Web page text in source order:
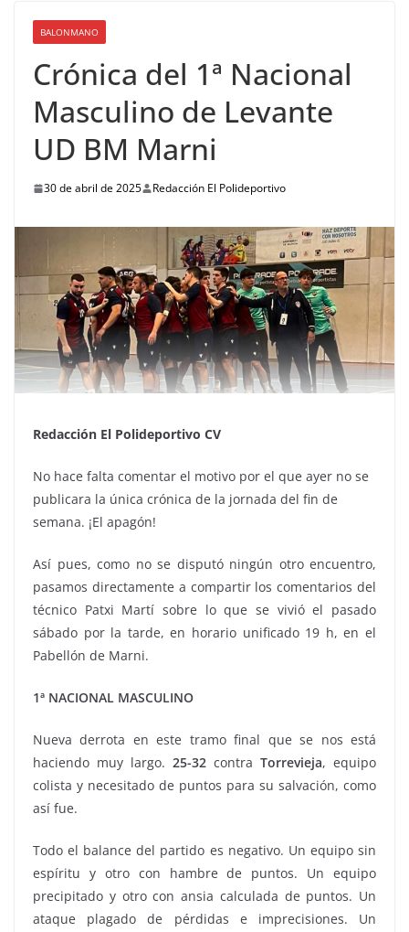
BALONMANO
Crónica del 1ª Nacional
Masculino de Levante
UD BM Marni
30 de abril de 2025 Redacción El Polideportivo
Redacción El Polideportivo CV
No hace falta comentar el motivo por el que ayer no se
publicara la única crónica de la jornada del fin de
semana. ¡El apagón!
Así pues, como no se disputó ningún otro encuentro,
pasamos directamente a compartir los comentarios del
técnico Patxi Martí sobre lo que se vivió el pasado
sábado por la tarde, en horario unificado 19 h, en el
Pabellón de Marni.
1ª NACIONAL MASCULINO
Nueva derrota en este tramo final que se nos está
haciendo muy largo. 25-32 contra Torrevieja, equipo
colista y necesitado de puntos para su salvación, como
así fue.
Todo el balance del partido es negativo. Un equipo sin
espíritu y otro con hambre de puntos. Un equipo
precipitado y otro con ansia calculada de puntos. Un
ataque plagado de pérdidas e imprecisiones. Un